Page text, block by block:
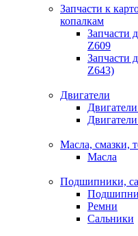
Запчасти к
копалкам
Запчасти
Z609
Запчасти
Z643)
Двигатели
Масла, смазки,
Масла
Подшипники,
Ремни
Сальники